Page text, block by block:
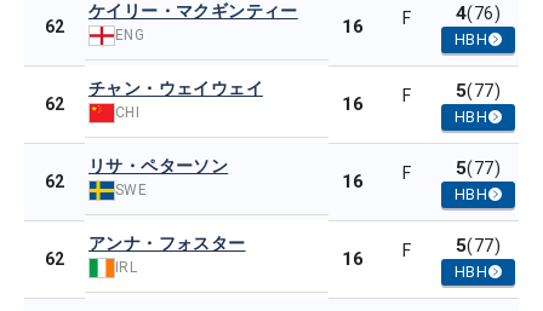
62
ケイリー・マクギンティー
ENG 16 F 4(76)
HBH
62
チャン・ウェイウェイ
CHI 16 F 5(77)
HBH
62
リサ・ペターソン
SWE 16 F 5(77)
HBH
62
アンナ・フォスター
IRL 16 F 5(77)
HBH